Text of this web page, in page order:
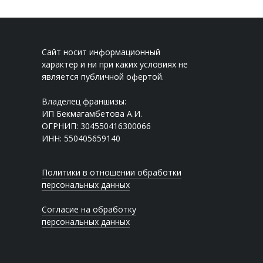
Сайт носит информационный
характер и ни при каких условиях не
является публичной офертой.
Владелец франшизы:
ИП Бекмагамбетова А.И.
ОГРНИП: 304550416300066
ИНН: 550405659140
Политики в отношении обработки
персональных данных
Согласие на обработку
персональных данных